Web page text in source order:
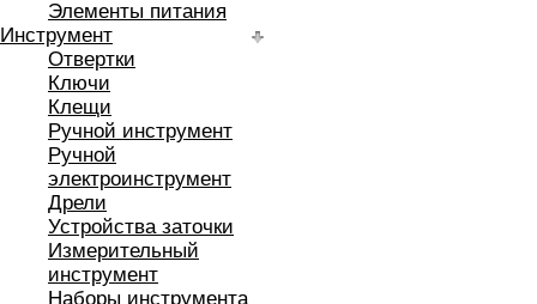
Элементы питания
Инструмент
Отвертки
Ключи
Клещи
Ручной инструмент
Ручной
электроинструмент
Дрели
Устройства заточки
Измерительный
инструмент
Наборы инструмента